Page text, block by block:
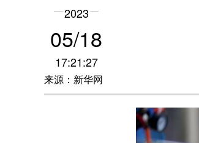
2023
05/18
17:21:27
来源：新华网